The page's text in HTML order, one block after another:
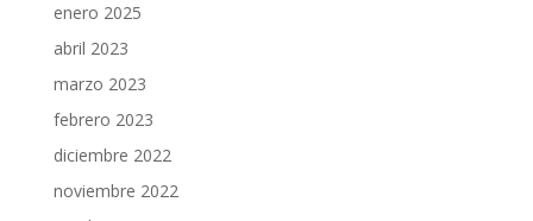
enero 2025
abril 2023
marzo 2023
febrero 2023
diciembre 2022
noviembre 2022